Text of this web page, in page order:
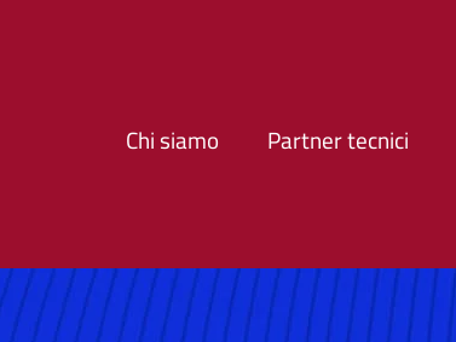
Chi siamo Partner tecnici